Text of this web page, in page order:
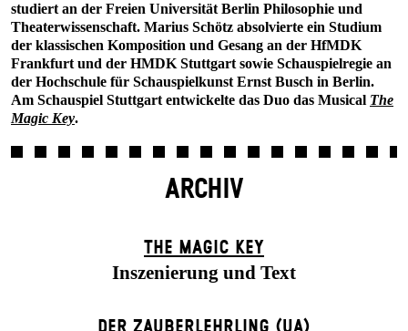
studiert an der Freien Universität Berlin Philosophie und
Theaterwissenschaft. Marius Schötz absolvierte ein Studium
der klassischen Komposition und Gesang an der HfMDK
Frankfurt und der HMDK Stuttgart sowie Schauspielregie an
der Hochschule für Schauspielkunst Ernst Busch in Berlin.
Am Schauspiel Stuttgart entwickelte das Duo das Musical The
Magic Key.
ARCHIV
THE MAGIC KEY
Inszenierung und Text